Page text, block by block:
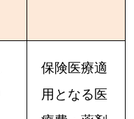
保険医療適
用となる医